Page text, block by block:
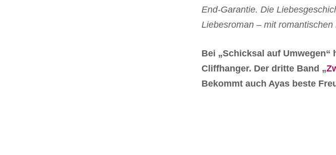
End-Garantie. Die
Liebesroman – mit
Bei „Schicksal auf
Cliffhanger. Der dritte Band „
Bekommt auch Ayas beste